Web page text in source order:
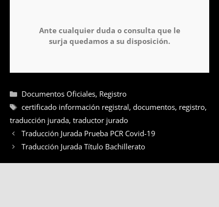
Ante cualquier duda o consulta que le
surja quedamos a su disposición.
Documentos Oficiales, Registro
certificado información registral, documentos, registro,
traducción jurada, traductor jurado
Traducción Jurada Prueba PCR Covid-19
Traducción Jurada Título Bachillerato